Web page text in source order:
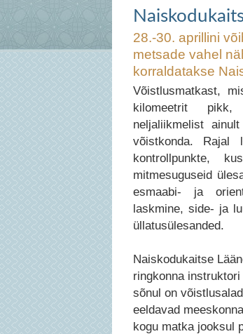
Naiskodukaitse
Alutaguse ringkond
korraldati orkaan
stardib 18 võistkonda
28.-30. aprillini
metsade vahel
korraldatakse
Võistlusmatkast,
kilomeetrit
neljaliikmelist
võistkonda. Rajal
kontrollpunkte,
mitmesuguseid
esmaabi- ja
laskmine, side- ja
üllatusülesanded.
Naiskodukaitse
ringkonna
sõnul on
eeldavad
kogu matka jooksul